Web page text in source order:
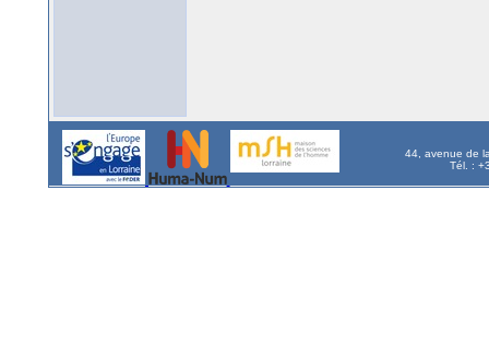
44, avenue de
Tél. :